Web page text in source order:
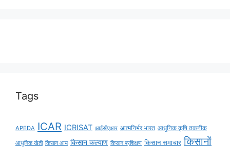
Tags
APEDA ICAR ICRISAT आईसीएआर आत्मनिर्भर भारत आधुनिक कृषि तकनीक
आधुनिक खेती किसान आय किसान कल्याण किसान प्रशिक्षण किसान समाचार किसानों